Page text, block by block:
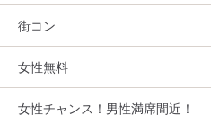
街コン
女性無料
女性チャンス！男性満席間近！